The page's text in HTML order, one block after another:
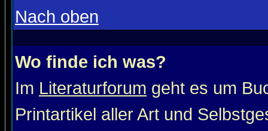
Nach oben
Wo finde ich was?
Im Literaturforum geht es um
Printartikel aller Art und